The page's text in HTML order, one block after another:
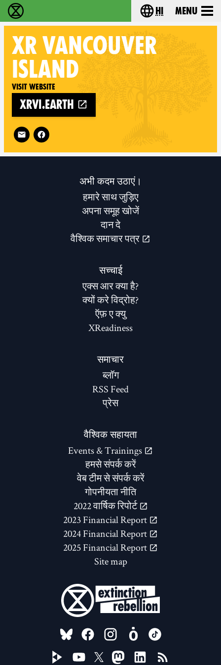
विलुप्ति विद्रोह - Home Choose your
hi Menu
XR VANCOUVER
ISLAND
Visit website
xrvi.earth
Follow XR Vancouver Island on
अभी कदम उठाएं।
हमारे साथ जुड़िए
अपना समूह खोजें
दान दे
वैश्विक समाचार पत्र
सच्चाई
एक्स आर क्या है?
क्यों करे विद्रोह?
ऍफ़ ए क्यु
XReadiness
समाचार
ब्लॉग
RSS Feed
प्रेस
वैश्विक सहायता
Events & Trainings
हमसे संपर्क करें
वेब टीम से संपर्क करें
गोपनीयता नीति
2022 वार्षिक रिपोर्ट
2023 Financial Report
2024 Financial Report
2025 Financial Report
Site map
FOLLOW US ON